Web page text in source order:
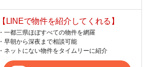
【LINEで物件を紹介してくれる】
・一都三県ほぼすべての物件を網羅
・早朝から深夜まで相談可能
・ネットにない物件をタイムリーに紹介